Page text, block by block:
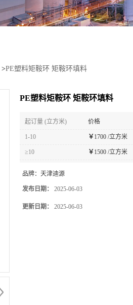
>PE塑料矩鞍环 矩鞍环填料
PE塑料矩鞍环 矩鞍环填料
起订量 (立方米) 价格
1-10 ￥ 1700 /立方米
≥10 ￥ 1500 /立方米
品牌： 天津迪源
发布日期： 2025-06-03
更新日期： 2025-06-03